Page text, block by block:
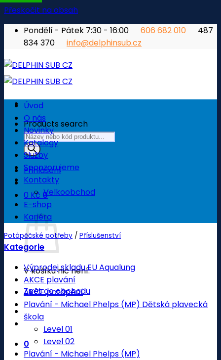
Přeskočit na obsah
Pondělí - Pátek 7:30 - 16:00
606 682 010
487
834 370
info@delphinsub.cz
Products search
Přihlášení
0 Kč 0
Košík
V košíku nic není.
Zpět do obchodu
0
Úvod
O nás
Novinky
Katalogy
Služby
Sponzorujeme
Kontakty
Velkoobchod
E-shop
Kariéra
Potápěčské potřeby / Příslušenství
Kategorie
Výprodej skladu EU Aqualung
AKCE plavání
AKCE potápění
Plavání - Michael Phelps (MP) Dětská plavecká
škola
Level 01
Level 02
Plavání - Michael Phelps (MP)